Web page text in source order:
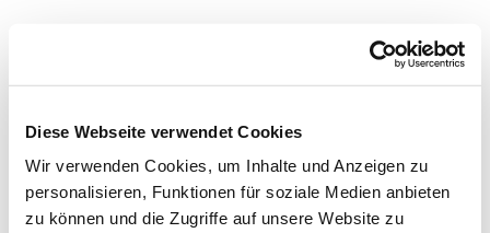
Diese Webseite verwendet Cookies
Wir verwenden Cookies, um Inhalte und Anzeigen zu
personalisieren, Funktionen für soziale Medien anbieten
zu können und die Zugriffe auf unsere Website zu